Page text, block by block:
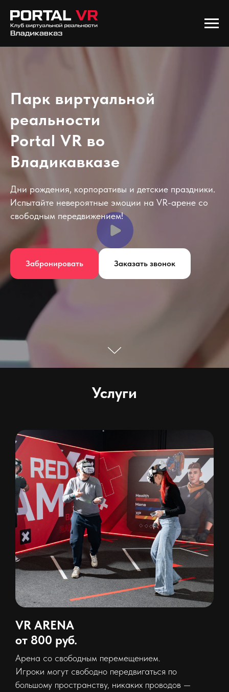
Парк виртуальной
реальности
Portal VR во
Владикавказе
Дни рождения, корпоративы и детские праздники.
Испытайте невероятные эмоции на VR-арене со
свободным передвижением!
Забронировать Заказать звонок
Услуги
VR ARENA
от 800 руб.
Арена со свободным перемещением.
Игроки могут свободно передвигаться по
большому пространству, никаких проводов —